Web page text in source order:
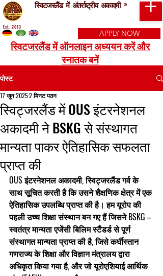
स्विटजरलैंड में अंतर्राष्ट्रीय अकादमी ®
APPLY NOW
स्विटजरलैंड में ऑनलाइन अध्ययन करें और
स्नातक बनें
Est. 2013
पोस्ट
स्विट्जरलैंड में OUS इंटरनेशनल
अकादमी ने BSKG से संस्थागत
मान्यता पाकर ऐतिहासिक सफलता
प्राप्त की
17 जून 20252 मिनट पठन
OUS इंटरनेशनल अकादमी, स्विट्जरलैंड गर्व के
साथ सूचित करती है कि उसने शैक्षणिक क्षेत्र में एक
ऐतिहासिक उपलब्धि प्राप्त की है। हम यूरोप की
पहली उच्च शिक्षा संस्थान बन गए हैं जिसने BSKG –
स्वतंत्र मान्यता एजेंसी बिलिम स्टैंडर्ड से पूर्ण
संस्थागत मान्यता प्राप्त की है, जिसे कर्घीस्तान
गणराज्य के शिक्षा और विज्ञान मंत्रालय द्वारा
अधिकृत किया गया है, और जो यूरोएशियाई आर्थिक